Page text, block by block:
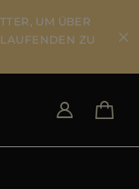
UM ÜBER
ZU
WÄHLEN